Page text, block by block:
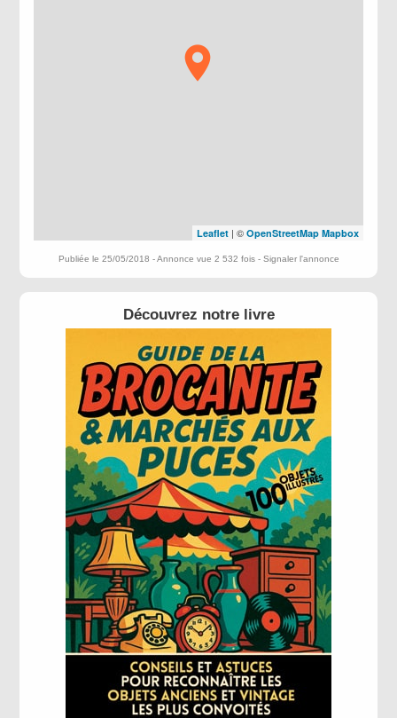
Leaflet| © OpenStreetMap Mapbox
Publiée le 25/05/2018 - Annonce vue 2 532 fois - Signaler l'annonce
Découvrez notre livre